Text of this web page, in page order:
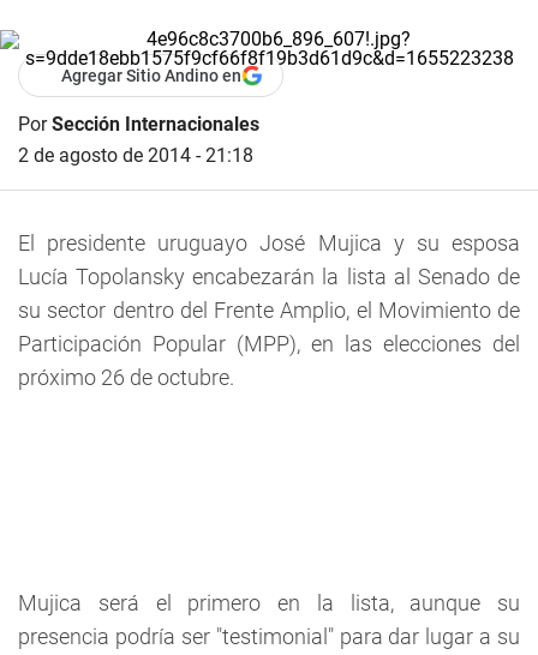
Agregar Sitio Andino en
PorSección Internacionales
2 de agosto de 2014 - 21:18
El presidente uruguayo José Mujica y su esposa
Lucía Topolansky encabezarán la lista al Senado de
su sector dentro del Frente Amplio, el Movimiento de
Participación Popular (MPP), en las elecciones del
próximo 26 de octubre.
Mujica será el primero en la lista, aunque su
presencia podría ser "testimonial" para dar lugar a su